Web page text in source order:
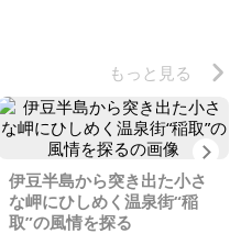
もっと見る
伊豆半島から突き出た小さ
な岬にひしめく温泉街“稲
取”の風情を探る